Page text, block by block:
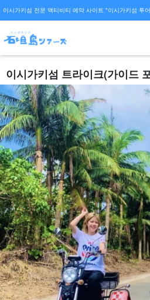
이시가키섬 전문 액티비티 예약 사이트 "이시가키섬 투
이시가키섬 트라이크(가이드